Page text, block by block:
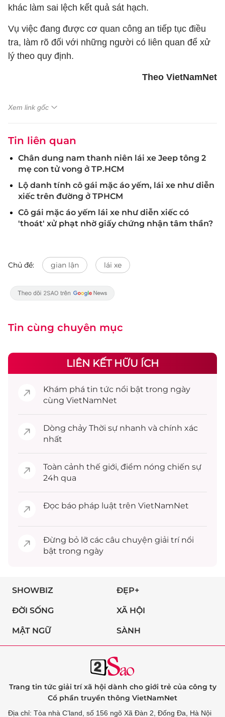
khác làm sai lệch kết quả sát hạch.
Vụ việc đang được cơ quan công an tiếp tục điều
tra, làm rõ đối với những người có liên quan để xử
lý theo quy định.
Theo VietNamNet
Xem link gốc
Tin liên quan
Chân dung nam thanh niên lái xe Jeep tông 2
mẹ con tử vong ở TP.HCM
Lộ danh tính cô gái mặc áo yếm, lái xe như diễn
xiếc trên đường ở TPHCM
Cô gái mặc áo yếm lái xe như diễn xiếc có
'thoát' xử phạt nhờ giấy chứng nhận tâm thần?
Chủ đề: gian lận lái xe
Tin cùng chuyên mục
LIÊN KẾT HỮU ÍCH
Khám phá tin tức nổi bật trong ngày
cùng VietNamNet
Dòng chảy Thời sự nhanh và chính xác
nhất
Toàn cảnh thế giới, điểm nóng chiến sự
24h qua
Đọc báo pháp luật trên VietNamNet
Đừng bỏ lỡ các câu chuyện giải trínổi
bật trong ngày
SHOWBIZ ĐẸP+
ĐỜI SỐNG XÃ HỘI
MẬT NGỮ SÀNH
Trang tin tức giải trí xã hội dành cho giới trẻ của công ty
Cổ phần truyền thông VietNamNet
Địa chỉ: Tòa nhà C’land, số 156 ngõ Xã Đàn 2, Đống Đa, Hà Nội